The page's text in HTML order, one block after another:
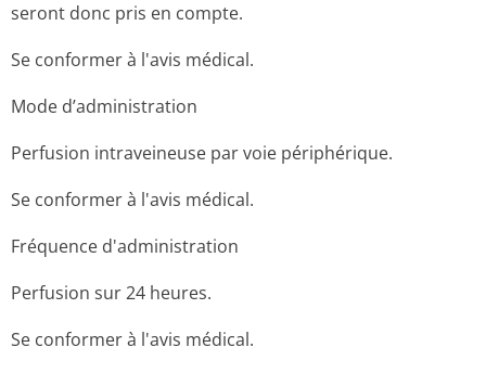
seront donc pris en compte.
Se conformer à l'avis médical.
Mode d’administration
Perfusion intraveineuse par voie périphérique.
Se conformer à l'avis médical.
Fréquence d'administration
Perfusion sur 24 heures.
Se conformer à l'avis médical.